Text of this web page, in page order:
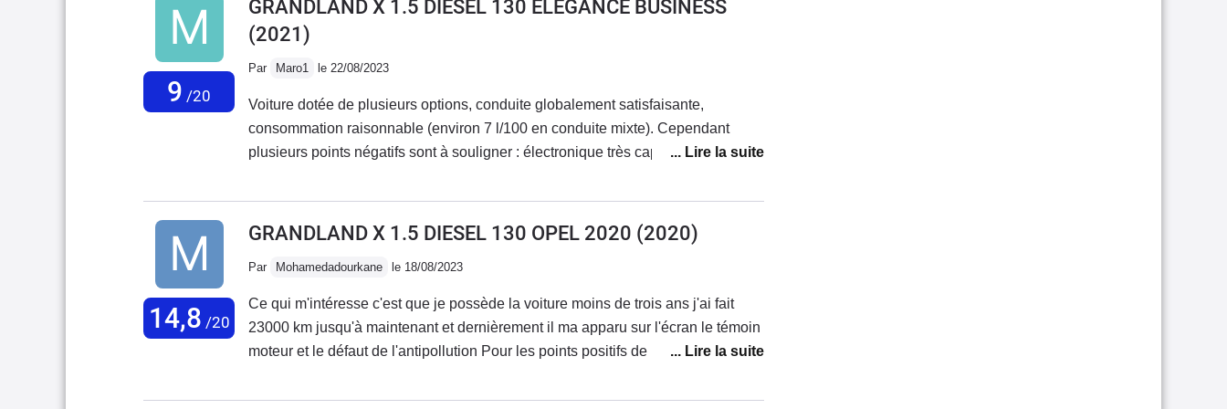
9 /20
GRANDLAND X 1.5 DIESEL 130 ELEGANCE BUSINESS
(2021)
Par Maro1 le 22/08/2023
Voiture dotée de plusieurs options, conduite globalement satisfaisante,
consommation raisonnable (environ 7 l/100 en conduite mixte). Cependant
plusieurs points négatifs sont à souligner : électronique très capricieux, espaces
de l'antipollution (retour au concessionnaire une quinzaine de fois sans que le
problème ne soit réglé!!!).
14,8 /20
GRANDLAND X 1.5 DIESEL 130 OPEL 2020 (2020)
Par Mohamedadourkane le 18/08/2023
Ce qui m'intéresse c'est que je possède la voiture moins de trois ans j'ai fait
23000 km jusqu'à maintenant et dernièrement il ma apparu sur l'écran le témoin
moteur et le défaut de l'antipollution Pour les points positifs de la voiture La
satisfaisante